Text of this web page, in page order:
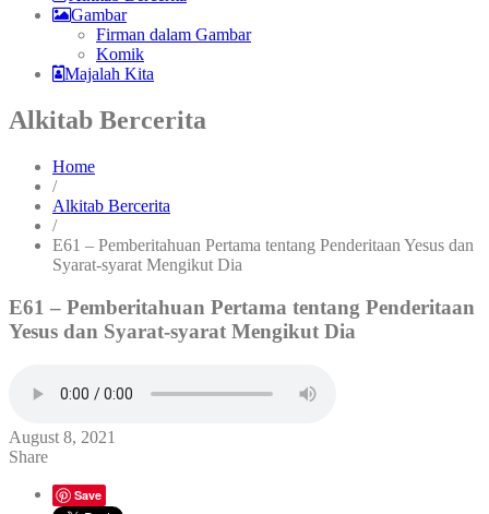
Gambar
Firman dalam Gambar
Komik
Majalah Kita
Alkitab Bercerita
Home
/
Alkitab Bercerita
/
E61 – Pemberitahuan Pertama tentang Penderitaan Yesus dan
Syarat-syarat Mengikut Dia
E61 – Pemberitahuan Pertama tentang Penderitaan
Yesus dan Syarat-syarat Mengikut Dia
August 8, 2021
Share
Save